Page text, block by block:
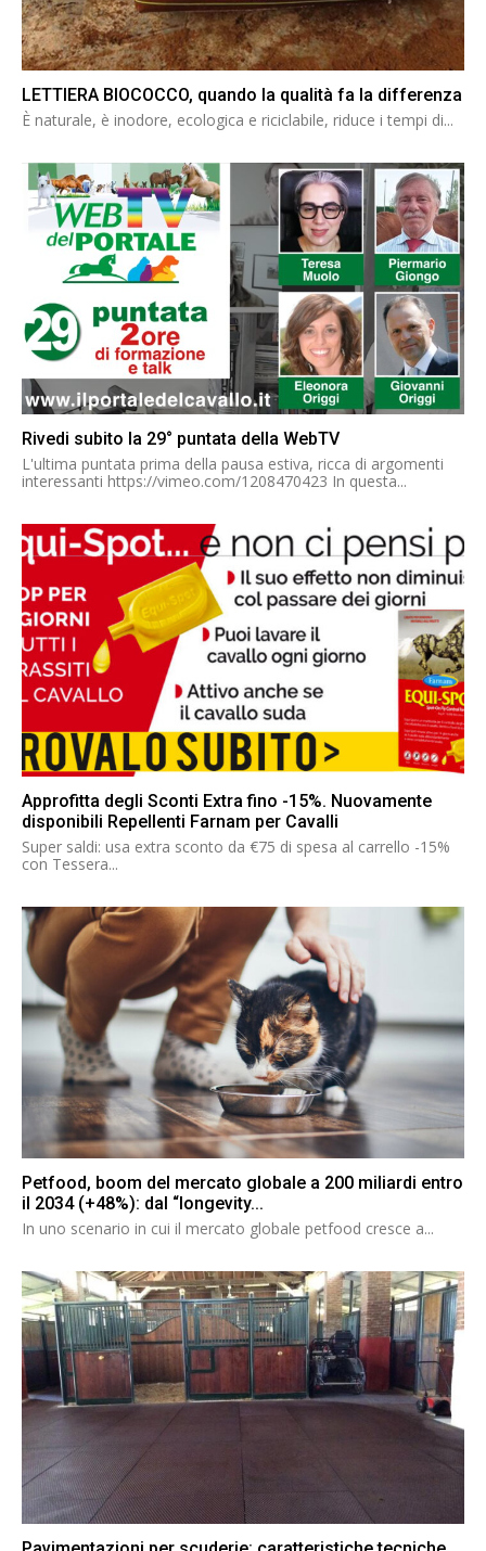
LETTIERA BIOCOCCO, quando la qualità fa la differenza
È naturale, è inodore, ecologica e riciclabile, riduce i tempi di...
Rivedi subito la 29° puntata della WebTV
L'ultima puntata prima della pausa estiva, ricca di argomenti
interessanti https://vimeo.com/1208470423 In questa...
Approfitta degli Sconti Extra fino -15%. Nuovamente
disponibili Repellenti Farnam per Cavalli
Super saldi: usa extra sconto da €75 di spesa al carrello -15%
con Tessera...
Petfood, boom del mercato globale a 200 miliardi entro
il 2034 (+48%): dal “longevity...
In uno scenario in cui il mercato globale petfood cresce a...